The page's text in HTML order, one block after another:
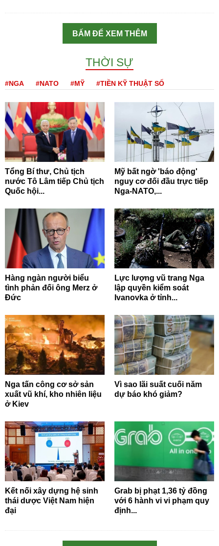
BẤM ĐỂ XEM THÊM
THỜI SỰ
#NGA #NATO #MỸ #TIỀN KỸ THUẬT SỐ
Tổng Bí thư, Chủ tịch
nước Tô Lâm tiếp Chủ tịch
Quốc hội...
Mỹ bất ngờ 'báo động'
nguy cơ đối đầu trực tiếp
Nga-NATO,...
Hàng ngàn người biểu
tình phản đối ông Merz ở
Đức
Lực lượng vũ trang Nga
lập quyền kiểm soát
Ivanovka ở tỉnh...
Nga tấn công cơ sở sản
xuất vũ khí, kho nhiên liệu
ở Kiev
Vì sao lãi suất cuối năm
dự báo khó giảm?
Kết nối xây dựng hệ sinh
thái dược Việt Nam hiện
đại
Grab bị phạt 1,36 tỷ đồng
với 6 hành vi vi phạm quy
định...